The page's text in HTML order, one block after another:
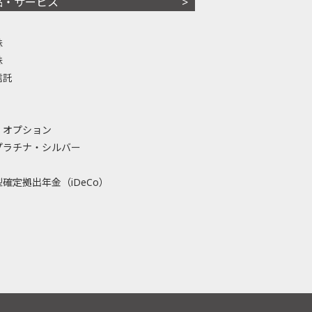
託
プション
ラチナ・シルバー
定拠出年金（iDeCo）